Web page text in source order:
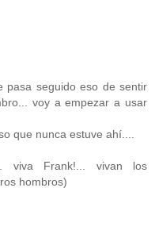
pasa seguido eso de sentir
voy a empezar a usar
que nunca estuve ahí....
viva Frank!... vivan los
hombros)